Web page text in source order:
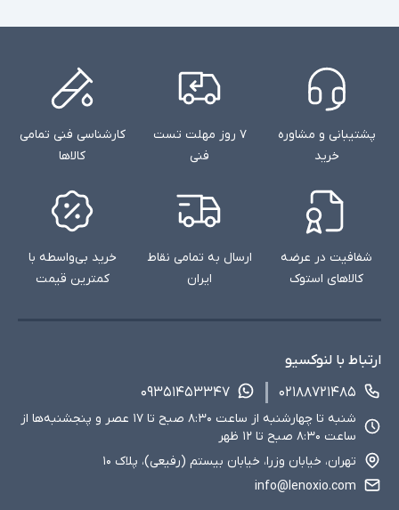
پشتیبانی و مشاوره
خرید
۷ روز مهلت تست
فنی
کارشناسی فنی تمامی
کالاها
شفافیت در عرضه
کالاهای استوک
ارسال به تمامی نقاط
ایران
خرید بی‌واسطه با
کمترین قیمت
ارتباط با لنوکسیو
۰۲۱۸۸۷۲۱۴۸۵
۰۹۳۵۱۴۵۳۳۴۷
شنبه تا چهارشنبه از ساعت ۸:۳۰ صبح تا ۱۷ عصر و پنجشنبه‌ها از
ساعت ۸:۳۰ صبح تا ۱۲ ظهر
تهران، خیابان وزرا، خیابان بیستم (رفیعی)، پلاک ۱۰
info@lenoxio.com